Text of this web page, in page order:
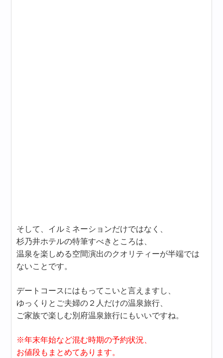
そして、イルミネーションだけではなく、
杉乃井ホテルの特筆すべきところは、
温泉を楽しめる空間演出のクオリティーが半端では
ないことです。
デートコースにはもってこいと言えますし、
ゆっくりとご夫婦の２人だけの温泉旅行、
ご家族で楽しむ別府温泉旅行にもいいですね。
※年末年始など混む時期の予約状況、
お値段もまとめてあります。